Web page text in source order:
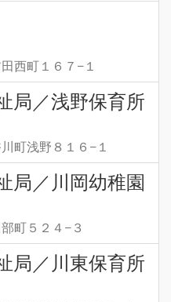
西町１６７−１
局／浅野保育所
町浅野８１６−１
局／川岡幼稚園
町５２４−３
局／川東保育所